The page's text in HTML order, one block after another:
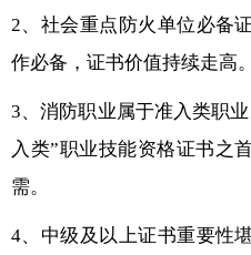
2、社会重点防火单位必备
作必备，证书价值持续走高。
3、消防职业属于准入类职
入类”职业技能资格证书之
需。
4、中级及以上证书重要性